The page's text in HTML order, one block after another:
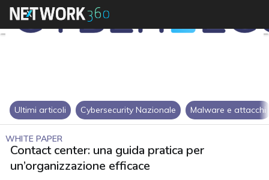
Ultimi articoli Cybersecurity Nazionale Malware e attacchi
WHITE PAPER
Contact center: una guida pratica per
un’organizzazione efficace